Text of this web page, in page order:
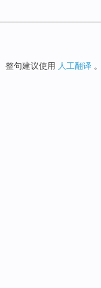
整句建议使用 人工翻译